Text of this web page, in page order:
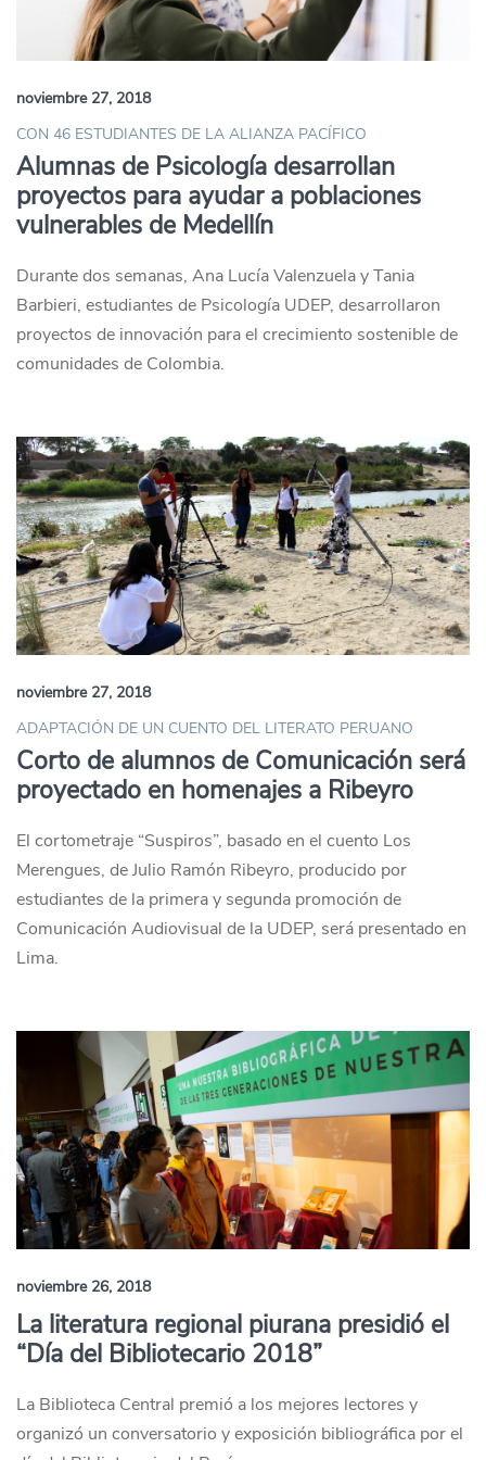
noviembre 27, 2018
CON 46 ESTUDIANTES DE LA ALIANZA PACÍFICO
Alumnas de Psicología desarrollan
proyectos para ayudar a poblaciones
vulnerables de Medellín
Durante dos semanas, Ana Lucía Valenzuela y Tania
Barbieri, estudiantes de Psicología UDEP, desarrollaron
proyectos de innovación para el crecimiento sostenible de
comunidades de Colombia.
noviembre 27, 2018
ADAPTACIÓN DE UN CUENTO DEL LITERATO PERUANO
Corto de alumnos de Comunicación será
proyectado en homenajes a Ribeyro
El cortometraje “Suspiros”, basado en el cuento Los
Merengues, de Julio Ramón Ribeyro, producido por
estudiantes de la primera y segunda promoción de
Comunicación Audiovisual de la UDEP, será presentado en
Lima.
noviembre 26, 2018
La literatura regional piurana presidió el
“Día del Bibliotecario 2018”
La Biblioteca Central premió a los mejores lectores y
organizó un conversatorio y exposición bibliográfica por el